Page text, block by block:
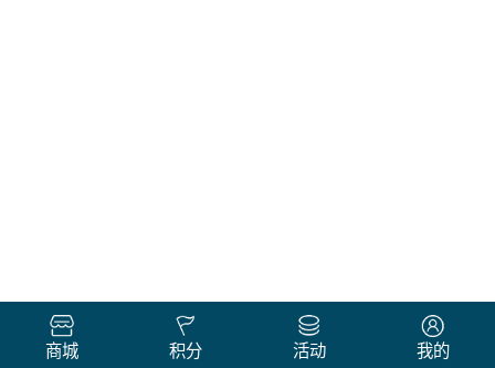
商城 积分 活动 我的